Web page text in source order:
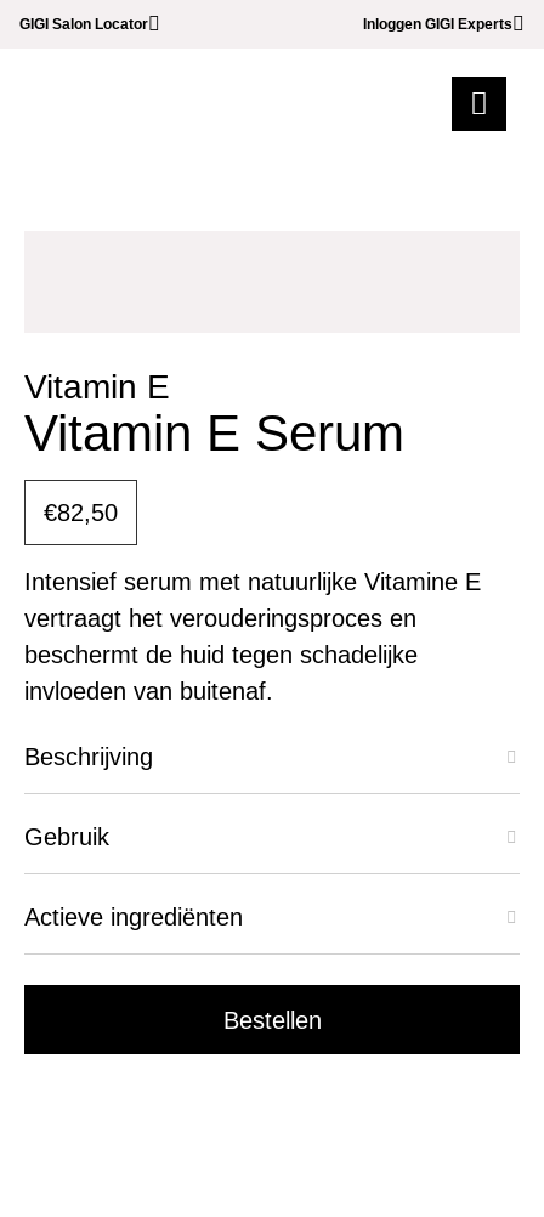
GIGI Salon Locator Inloggen GIGI Experts
Vitamin E
Vitamin E Serum
€82,50
Intensief serum met natuurlijke Vitamine E
vertraagt het verouderingsproces en
beschermt de huid tegen schadelijke
invloeden van buitenaf.
Beschrijving
Gebruik
Actieve ingrediënten
Bestellen